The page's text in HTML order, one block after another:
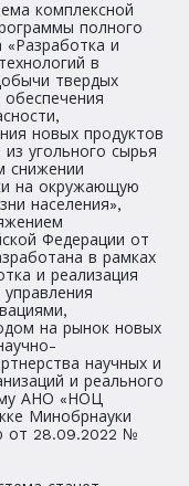
комплексной
полного
«Разработка и
в
твердых
новых продуктов
угольного сырья
снижении
на окружающую
населения»,
Федерации от
в рамках
и реализация
на рынок новых
научных и
и реального
АНО «НОЦ
Минобрнауки
от 28.09.2022 №